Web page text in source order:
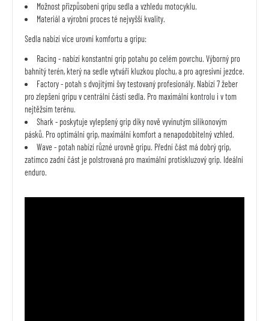
Možnost přizpůsobení gripu sedla a vzhledu motocyklu.
Materiál a výrobní proces té nejvyšší kvality.
Sedla nabízí více urovní komfortu a gripu:
Racing - nabízí konstantní grip potahu po celém povrchu. Výborný pro
bahnitý terén, který na sedle vytváří kluzkou plochu, a pro agresivní jezdce.
Factory - potah s dvojitými švy testovaný profesionály. Nabízí 7 žeber
pro zlepšení gripu v centrální části sedla. Pro maximální kontrolu i v tom
nejtěžsím terénu.
Shark - poskytuje vylepšený grip díky nově vyvinutým silikonovým
pásků. Pro optimální grip, maximální komfort a nenapodobitelný vzhled.
Wave - potah nabízí různé urovně gripu. Přední část má dobrý grip,
zatímco zadní část je polstrovaná pro maximální protiskluzový grip. Ideální
enduro.